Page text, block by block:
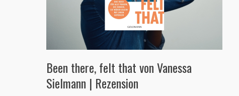
Been there, felt that von Vanessa
Sielmann | Rezension